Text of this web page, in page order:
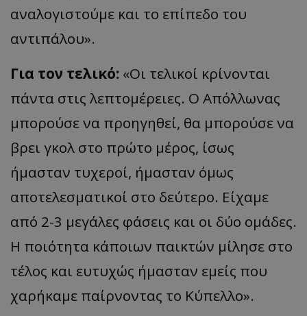
αναλογιστούμε και το επίπεδο του
αντιπάλου».
Για τον τελικό: «Οι τελικοί κρίνονται
πάντα στις λεπτομέρειες. Ο Απόλλωνας
μπορούσε να προηγηθεί, θα μπορούσε να
βρει γκολ στο πρώτο μέρος, ίσως
ήμασταν τυχεροί, ήμασταν όμως
αποτελεσματικοί στο δεύτερο. Είχαμε
από 2-3 μεγάλες φάσεις και οι δύο ομάδες.
Η ποιότητα κάποιων παικτών μίλησε στο
τέλος και ευτυχώς ήμασταν εμείς που
χαρήκαμε παίρνοντας το Κύπελλο».